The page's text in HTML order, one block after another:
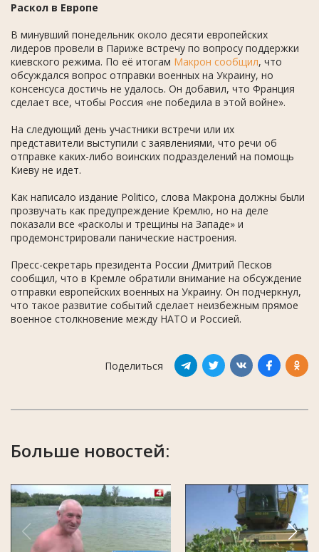
Раскол в Европе
В минувший понедельник около десяти европейских
лидеров провели в Париже встречу по вопросу поддержки
киевского режима. По её итогам Макрон сообщил, что
обсуждался вопрос отправки военных на Украину, но
консенсуса достичь не удалось. Он добавил, что Франция
сделает все, чтобы Россия «не победила в этой войне».
На следующий день участники встречи или их
представители выступили с заявлениями, что речи об
отправке каких-либо воинских подразделений на помощь
Киеву не идет.
Как написало издание Politico, слова Макрона должны были
прозвучать как предупреждение Кремлю, но на деле
показали все «расколы и трещины на Западе» и
продемонстрировали панические настроения.
Пресс-секретарь президента России Дмитрий Песков
сообщил, что в Кремле обратили внимание на обсуждение
отправки европейских военных на Украину. Он подчеркнул,
что такое развитие событий сделает неизбежным прямое
военное столкновение между НАТО и Россией.
Поделиться
Больше новостей: